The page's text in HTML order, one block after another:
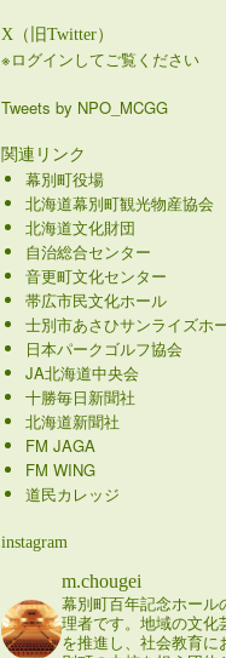
X（旧Twitter）
※ログインしてご覧ください
Tweets by NPO_MCGG
関連リンク
幕別町役場
北海道幕別町観光物産協会
北海道文化財団
自治総合センター
音更町文化センター
帯広市民文化ホール
士別市あさひサンライズホ
日本パークゴルフ協会
JA北海道中央会
十勝毎日新聞社
北海道新聞社
FM JAGA
FM WING
道民カレッジ
instagram
m.chougei
幕別町百年記念ホール
理者です。地域の文化
を推進し、社会教育に